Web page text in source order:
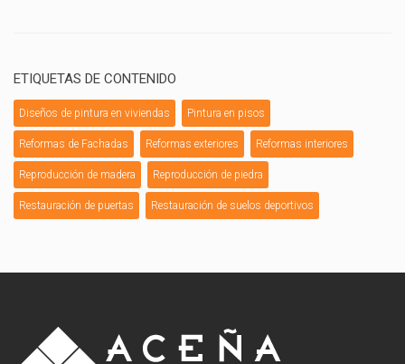
ETIQUETAS DE CONTENIDO
Diseños de pintura en viviendas Pintura en pisos
Reformas de Fachadas Reformas exteriores Reformas interiores
Reproducción de madera Reproducción de piedra
Restauración de puertas Restauración de suelos deportivos